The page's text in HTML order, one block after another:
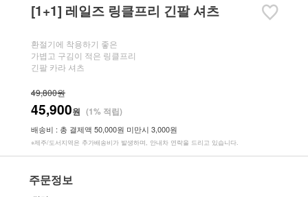
[1+1] 레일즈 링클프리 긴팔 셔츠
환절기에 착용하기 좋은
가볍고 구김이 적은 링클프리
긴팔 카라 셔츠
49,800원
45,900원 (1% 적립)
배송비 : 총 결제액 50,000원 미만시 3,000원
※제주/도서지역은 추가배송비가 발생하며, 안내차 연락을 드리고 있습니다.
주문정보